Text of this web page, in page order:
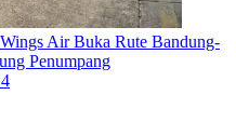
Air Buka Rute Bandung-
Penumpang